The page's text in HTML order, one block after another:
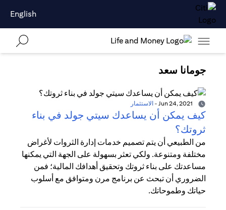
English
جومانا سعد
- الاستثمار
كيف يمكن أن يساعدك سيتي جولد في بناء
ثروتك؟
من الطبيعي أن يتم تصميم خدمات إدارة الثروات لأغراض
مختلفة ومتنوعة. ولكي تعثر بسهولة على الجهة التي يمكنها
مساعدتك على بناء ثروتك وتحقيق أهدافك المالية؛ فمن
الضروري أن تبحث عن برنامج مرن ومتوافق مع أسلوب
حياتك وطموحاتك.